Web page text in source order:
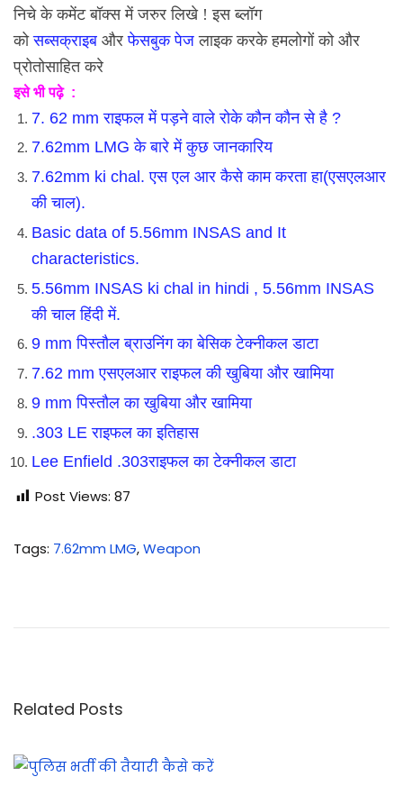
निचे के कमेंट बॉक्स में जरुर लिखे ! इस ब्लॉग
कोसब्सक्राइब औरफेसबुक पेज लाइक करके हमलोगों को और
प्रोतोसाहित करे
इसे भी पढ़े :
7. 62 mm राइफल में पड़ने वाले रोके कौन कौन से है ?
7.62mm LMG के बारे में कुछ जानकारिय
7.62mm ki chal. एस एल आर कैसे काम करता हा(एसएलआर
की चाल).
Basic data of 5.56mm INSAS and It
characteristics.
5.56mm INSAS ki chal in hindi , 5.56mm INSAS
की चाल हिंदी में.
9 mm पिस्तौल ब्राउनिंग का बेसिक टेक्नीकल डाटा
7.62 mm एसएलआर राइफल की खुबिया और खामिया
9 mm पिस्तौल का खुबिया और खामिया
.303 LE राइफल का इतिहास
Lee Enfield .303राइफल का टेक्नीकल डाटा
Post Views: 87
Tags: 7.62mm LMG,Weapon
ल
ल
Related Posts